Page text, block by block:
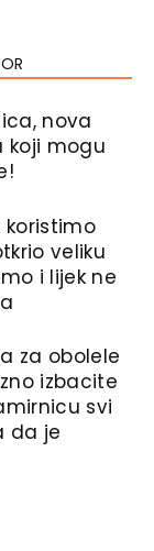
nova
koji mogu
koristimo
veliku
i lijek ne
za obolele
izbacite
svi
da je